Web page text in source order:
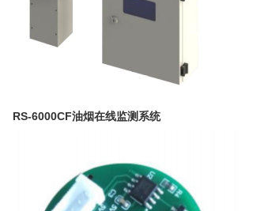
RS-6000CF油烟在线监测系统